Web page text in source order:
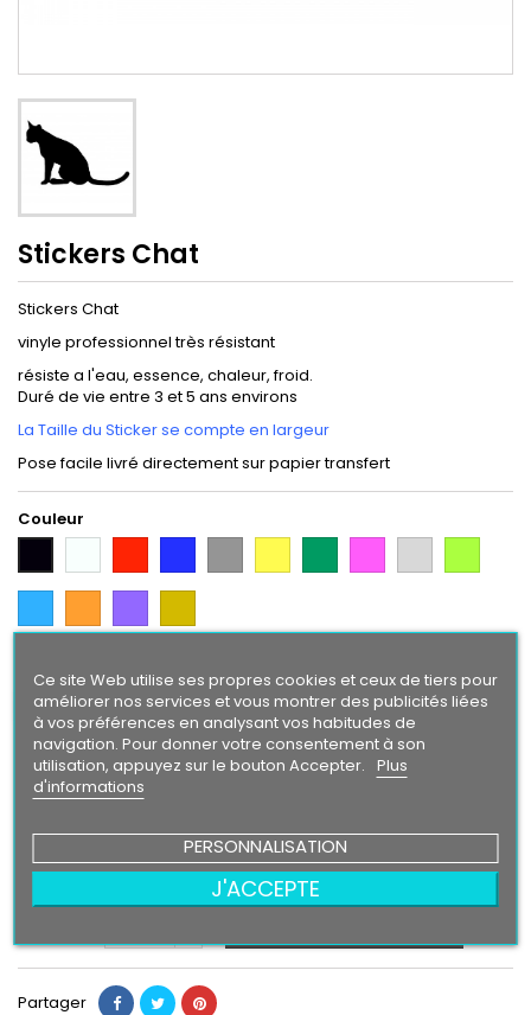
Stickers Chat
Stickers Chat
vinyle professionnel très résistant
résiste a l'eau, essence, chaleur, froid.
Duré de vie entre 3 et 5 ans environs
La Taille du Sticker se compte en largeur
Pose facile livré directement sur papier transfert
Couleur
ArgentCitron
Intense
Finition
Brillant
Mat
Taille
3,90 €
Partager
Ce site Web utilise ses propres cookies et ceux de tiers pour
améliorer nos services et vous montrer des publicités liées
à vos préférences en analysant vos habitudes de
navigation. Pour donner votre consentement à son
utilisation, appuyez sur le bouton Accepter. Plus
d'informations
PERSONNALISATION
J'ACCEPTE